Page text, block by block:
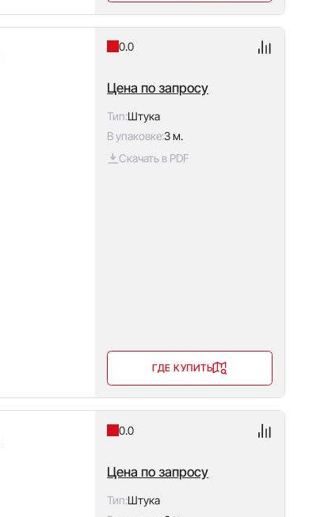
0.0
Цена по запросу
Тип:Штука
В упаковке:3 м.
Скачать в PDF
ГДЕ КУПИТЬ
0.0
Цена по запросу
Тип:Штука